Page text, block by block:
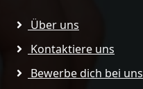
Über uns
Kontaktiere uns
Bewerbe dich bei uns